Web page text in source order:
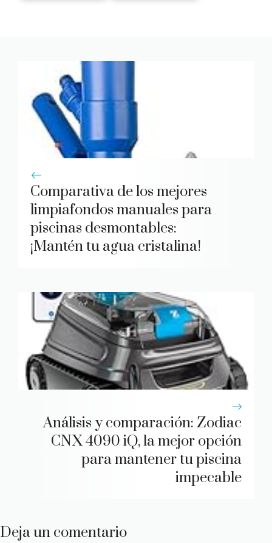
Comparativa de los mejores
limpiafondos manuales para
piscinas desmontables:
¡Mantén tu agua cristalina!
Análisis y comparación: Zodiac
CNX 4090 iQ, la mejor opción
para mantener tu piscina
impecable
Deja un comentario